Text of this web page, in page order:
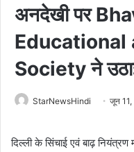
अनदेखी पर
Educational
Society ने
StarNewsHindi जून
दिल्ली के सिंचाई एवं बाढ़ नियंत्रण